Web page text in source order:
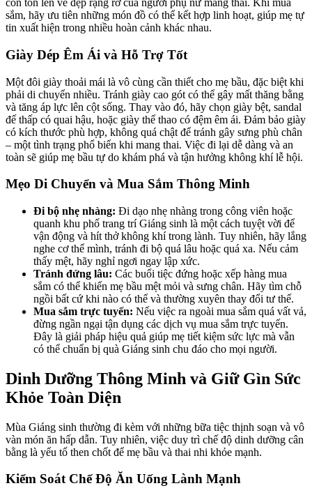
còn tôn lên vẻ đẹp rạng rỡ của người phụ nữ mang thai. Khi mua
sắm, hãy ưu tiên những món đồ có thể kết hợp linh hoạt, giúp mẹ tự
tin xuất hiện trong nhiều hoàn cảnh khác nhau.
Giày Dép Êm Ái và Hỗ Trợ Tốt
Một đôi giày thoải mái là vô cùng cần thiết cho mẹ bầu, đặc biệt khi
phải di chuyển nhiều. Tránh giày cao gót có thể gây mất thăng bằng
và tăng áp lực lên cột sống. Thay vào đó, hãy chọn giày bệt, sandal
đế thấp có quai hậu, hoặc giày thể thao có đệm êm ái. Đảm bảo giày
có kích thước phù hợp, không quá chật để tránh gây sưng phù chân
– một tình trạng phổ biến khi mang thai. Việc đi lại dễ dàng và an
toàn sẽ giúp mẹ bầu tự do khám phá và tận hưởng không khí lễ hội.
Mẹo Di Chuyển và Mua Sắm Thông Minh
Đi bộ nhẹ nhàng: Đi dạo nhẹ nhàng trong công viên hoặc
quanh khu phố trang trí Giáng sinh là một cách tuyệt vời để
vận động và hít thở không khí trong lành. Tuy nhiên, hãy lắng
nghe cơ thể mình, tránh đi bộ quá lâu hoặc quá xa. Nếu cảm
thấy mệt, hãy nghỉ ngơi ngay lập xức.
Tránh đứng lâu: Các buổi tiệc đứng hoặc xếp hàng mua
sắm có thể khiến mẹ bầu mệt mỏi và sưng chân. Hãy tìm chỗ
ngồi bất cứ khi nào có thể và thường xuyên thay đổi tư thế.
Mua sắm trực tuyến: Nếu việc ra ngoài mua sắm quá vất vả,
đừng ngần ngại tận dụng các dịch vụ mua sắm trực tuyến.
Đây là giải pháp hiệu quả giúp mẹ tiết kiệm sức lực mà vẫn
có thể chuẩn bị quà Giáng sinh chu đáo cho mọi người.
Dinh Dưỡng Thông Minh và Giữ Gìn Sức
Khỏe Toàn Diện
Mùa Giáng sinh thường đi kèm với những bữa tiệc thịnh soạn và vô
vàn món ăn hấp dẫn. Tuy nhiên, việc duy trì chế độ dinh dưỡng cân
bằng là yếu tố then chốt để mẹ bầu và thai nhi khỏe mạnh.
Kiểm Soát Chế Độ Ăn Uống Lành Mạnh